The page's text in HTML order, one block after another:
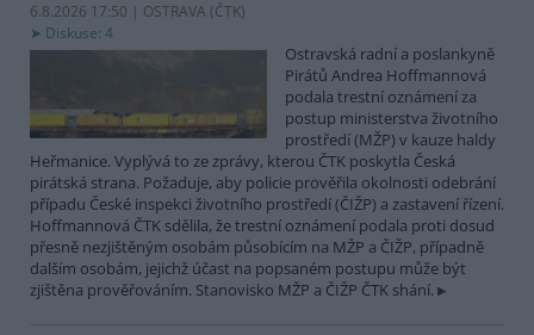
6.8.2026 17:50 | OSTRAVA (ČTK)
Diskuse: 4
Ostravská radní a poslankyně
Pirátů Andrea Hoffmannová
podala trestní oznámení za
postup ministerstva životního
prostředí (MŽP) v kauze haldy
Heřmanice. Vyplývá to ze zprávy, kterou ČTK poskytla Česká
pirátská strana. Požaduje, aby policie prověřila okolnosti odebrání
případu České inspekci životního prostředí (ČIŽP) a zastavení řízení.
Hoffmannová ČTK sdělila, že trestní oznámení podala proti dosud
přesně nezjištěným osobám působícím na MŽP a ČIŽP, případně
dalším osobám, jejichž účast na popsaném postupu může být
zjištěna prověřováním. Stanovisko MŽP a ČIŽP ČTK shání.